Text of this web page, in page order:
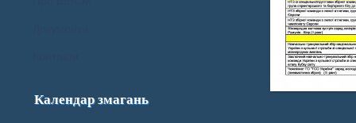
Календар змагань